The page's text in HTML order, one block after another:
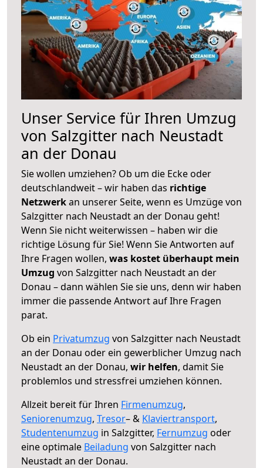
Unser Service für Ihren Umzug
von Salzgitter nach Neustadt
an der Donau
Sie wollen umziehen? Ob um die Ecke oder
deutschlandweit – wir haben das richtige
Netzwerkan unserer Seite, wenn es Umzüge von
Salzgitter nach Neustadt an der Donau geht!
Wenn Sie nicht weiterwissen – haben wir die
richtige Lösung für Sie! Wenn Sie Antworten auf
Ihre Fragen wollen, was kostet überhaupt mein
Umzug von Salzgitter nach Neustadt an der
Donau – dann wählen Sie sie uns, denn wir haben
immer die passende Antwort auf Ihre Fragen
parat.
Ob ein Privatumzug von Salzgitter nach Neustadt
an der Donau oder ein gewerblicher Umzug nach
Neustadt an der Donau, wir helfen, damit Sie
problemlos und stressfrei umziehen können.
Allzeit bereit für Ihren Firmenumzug,
Seniorenumzug, Tresor– & Klaviertransport,
Studentenumzug in Salzgitter, Fernumzug oder
eine optimale Beiladung von Salzgitter nach
Neustadt an der Donau.